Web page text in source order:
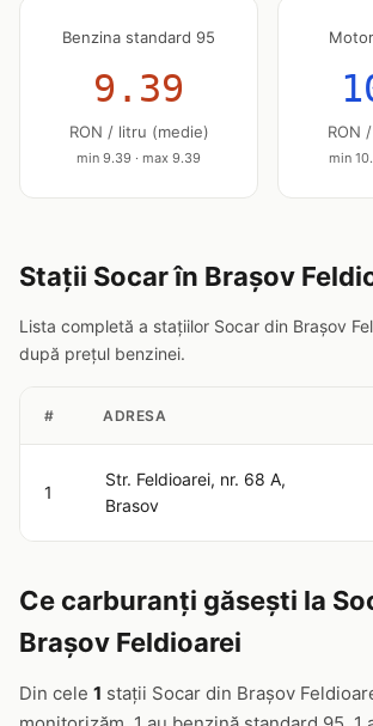
Benzina standard 95
9.39
RON / litru (medie)
min 9.39 · max 9.39
RON
min
Stații Socar în Brașov
Lista completă a stațiilor Socar din Brașov
după prețul benzinei.
# ADRESA
1
Str. Feldioarei, nr. 68 A,
Brasov
Ce carburanți găsești la
Brașov Feldioarei
Din cele 1 stații Socar din Brașov